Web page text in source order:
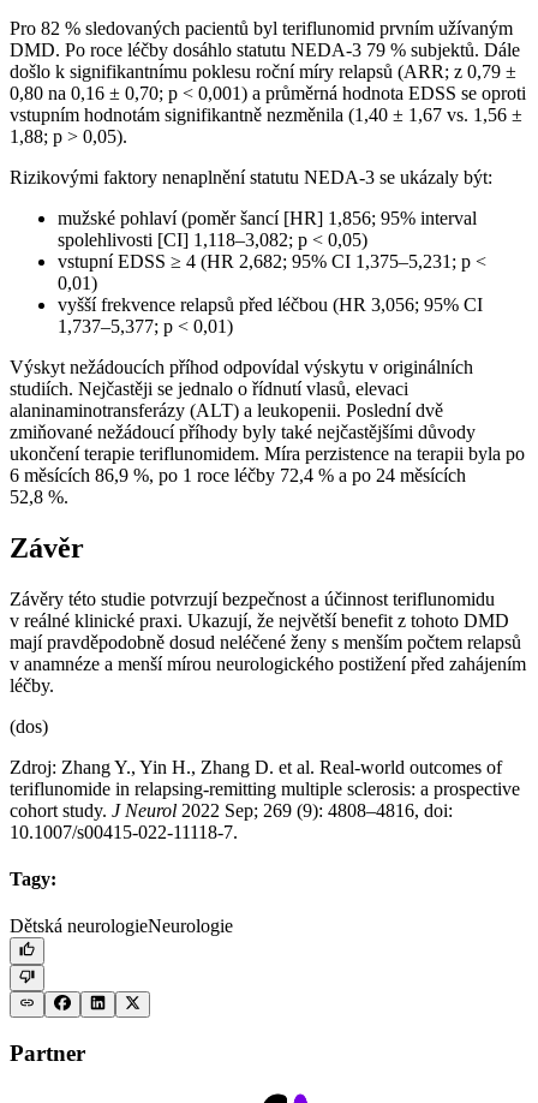
Pro 82 % sledovaných pacientů byl teriflunomid prvním užívaným
DMD. Po roce léčby dosáhlo statutu NEDA-3 79 % subjektů. Dále
došlo k signifikantnímu poklesu roční míry relapsů (ARR; z 0,79 ±
0,80 na 0,16 ± 0,70; p < 0,001) a průměrná hodnota EDSS se oproti
vstupním hodnotám signifikantně nezměnila (1,40 ± 1,67 vs. 1,56 ±
1,88; p > 0,05).
Rizikovými faktory nenaplnění statutu NEDA-3 se ukázaly být:
mužské pohlaví (poměr šancí [HR] 1,856; 95% interval
spolehlivosti [CI] 1,118–3,082; p < 0,05)
vstupní EDSS ≥ 4 (HR 2,682; 95% CI 1,375–5,231; p <
0,01)
vyšší frekvence relapsů před léčbou (HR 3,056; 95% CI
1,737–5,377; p < 0,01)
Výskyt nežádoucích příhod odpovídal výskytu v originálních
studiích. Nejčastěji se jednalo o řídnutí vlasů, elevaci
alaninaminotransferázy (ALT) a leukopenii. Poslední dvě
zmiňované nežádoucí příhody byly také nejčastějšími důvody
ukončení terapie teriflunomidem. Míra perzistence na terapii byla po
6 měsících 86,9 %, po 1 roce léčby 72,4 % a po 24 měsících
52,8 %.
Závěr
Závěry této studie potvrzují bezpečnost a účinnost teriflunomidu
v reálné klinické praxi. Ukazují, že největší benefit z tohoto DMD
mají pravděpodobně dosud neléčené ženy s menším počtem relapsů
v anamnéze a menší mírou neurologického postižení před zahájením
léčby.
(dos)
Zdroj: Zhang Y., Yin H., Zhang D. et al. Real-world outcomes of
teriflunomide in relapsing-remitting multiple sclerosis: a prospective
cohort study. J Neurol 2022 Sep; 269 (9): 4808–4816, doi:
10.1007/s00415-022-11118-7.
Tagy:
Dětská neurologieNeurologie
Partner